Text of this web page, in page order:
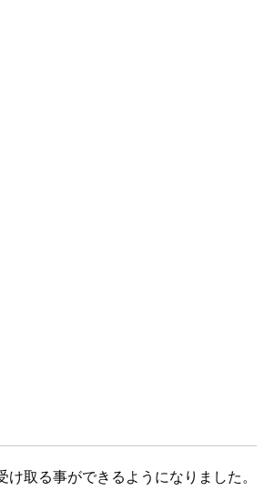
取る事ができるようになりました。